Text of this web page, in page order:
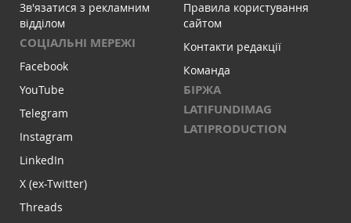
Зв'язатися з рекламним
відділом
СОЦІАЛЬНІ МЕРЕЖІ
Facebook
YouTube
Telegram
Instagram
LinkedIn
X (ex-Twitter)
Threads
Правила користування
сайтом
Контакти редакції
Команда
БІРЖА
LATIFUNDIMAG
LATIPRODUCTION